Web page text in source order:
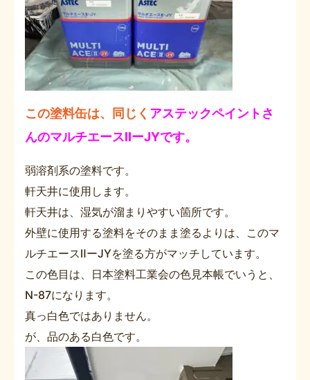
この塗料缶は、同じく アステックペイントさ
んのマルチエースⅡーJYです。
弱溶剤系の塗料です。
軒天井に使用します。
軒天井は、湿気が溜まりやすい箇所です。
外壁に使用する塗料をそのまま塗るよりは、このマ
ルチエースⅡーJYを塗る方がマッチしています。
この色目は、日本塗料工業会の色見本帳でいうと、
N-87になります。
真っ白色ではありません。
が、品のある白色です。